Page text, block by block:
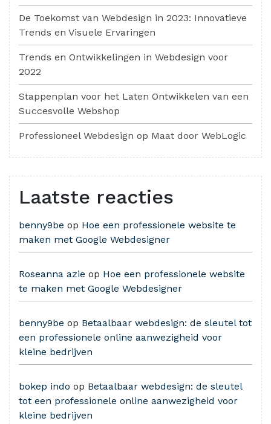
De Toekomst van Webdesign in 2023: Innovatieve
Trends en Visuele Ervaringen
Trends en Ontwikkelingen in Webdesign voor
2022
Stappenplan voor het Laten Ontwikkelen van een
Succesvolle Webshop
Professioneel Webdesign op Maat door WebLogic
Laatste reacties
benny9be op Hoe een professionele website te
maken met Google Webdesigner
Roseanna azie op Hoe een professionele website
te maken met Google Webdesigner
benny9be op Betaalbaar webdesign: de sleutel tot
een professionele online aanwezigheid voor
kleine bedrijven
bokep indo op Betaalbaar webdesign: de sleutel
tot een professionele online aanwezigheid voor
kleine bedrijven